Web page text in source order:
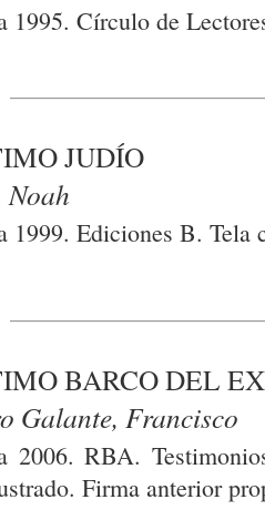
1995. Círculo de
JUDÍO
Noah
1999. Ediciones B. Tela
BARCO DEL
Galante, Francisco
2006. RBA.
Firma anterior